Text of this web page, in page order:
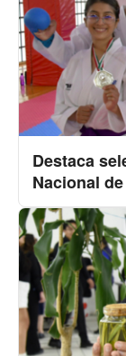
Destaca
Nacional